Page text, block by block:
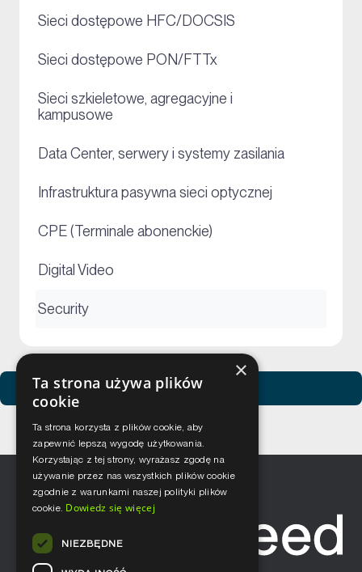
Sieci dostępowe HFC/DOCSIS
Sieci dostępowe PON/FTTx
Sieci szkieletowe, agregacyjne i
kampusowe
Data Center, serwery i systemy zasilania
Infrastruktura pasywna sieci optycznej
CPE (Terminale abonenckie)
Digital Video
Security
Zobacz usługi Netceed
×
Ta strona używa plików
cookie
Ta strona korzysta z plików cookie, aby
zapewnić lepszą wygodę użytkowania.
Korzystając z tej strony, wyrażasz zgodę na
używanie przez nas wszystkich plików cookie
zgodnie z warunkami naszej polityki plików
cookie. Dowiedz się więcej
NIEZBĘDNE